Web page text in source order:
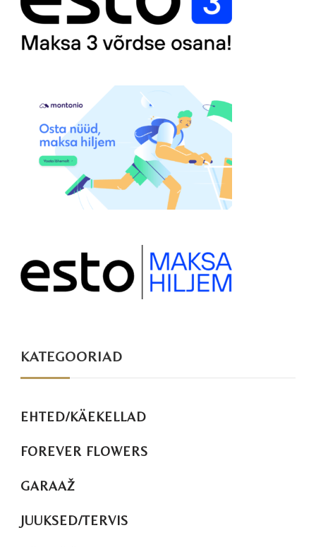
KATEGOORIAD
EHTED/KÄEKELLAD
FOREVER FLOWERS
GARAAŽ
JUUKSED/TERVIS